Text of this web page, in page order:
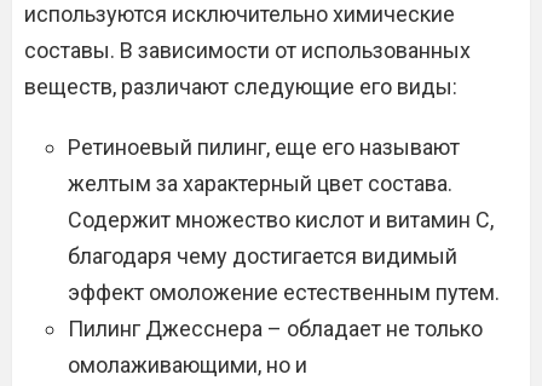
используются исключительно химические
составы. В зависимости от использованных
веществ, различают следующие его виды:
Ретиноевый пилинг, еще его называют
желтым за характерный цвет состава.
Содержит множество кислот и витамин С,
благодаря чему достигается видимый
эффект омоложение естественным путем.
Пилинг Джесснера – обладает не только
омолаживающими, но и